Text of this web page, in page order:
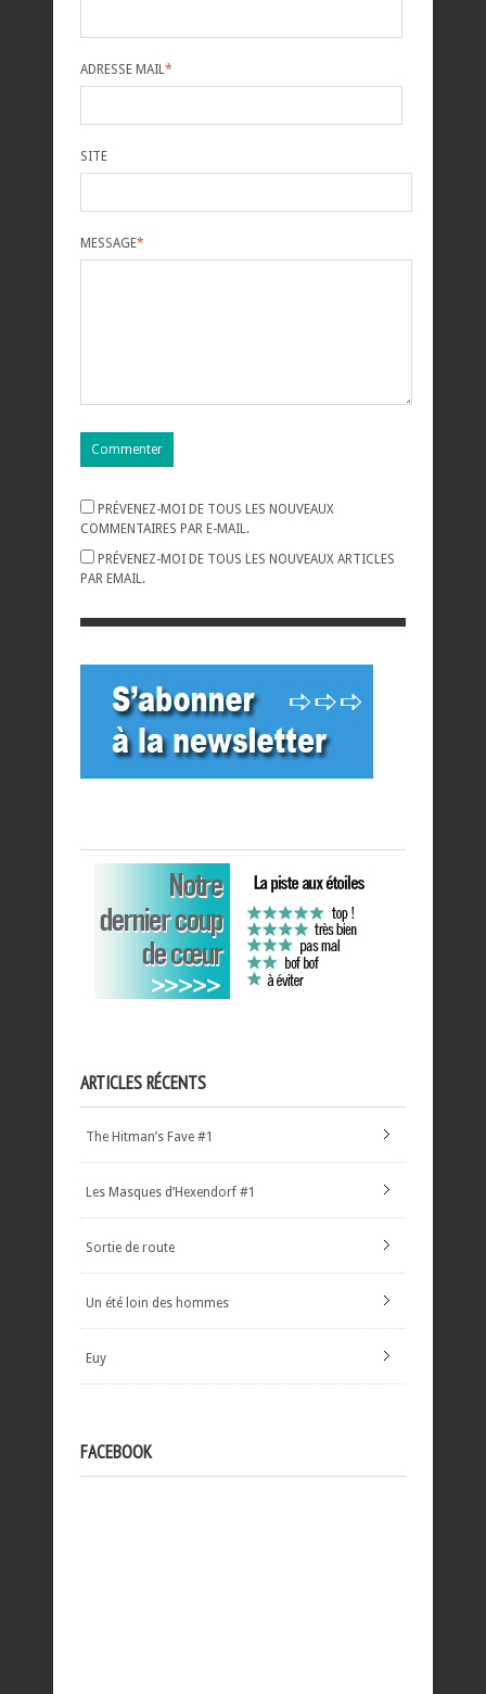
ADRESSE MAIL*
SITE
MESSAGE*
PRÉVENEZ-MOI DE TOUS LES NOUVEAUX
COMMENTAIRES PAR E-MAIL.
PRÉVENEZ-MOI DE TOUS LES NOUVEAUX ARTICLES
PAR EMAIL.
ARTICLES RÉCENTS
The Hitman’s Fave #1
Les Masques d’Hexendorf #1
Sortie de route
Un été loin des hommes
Euy
FACEBOOK